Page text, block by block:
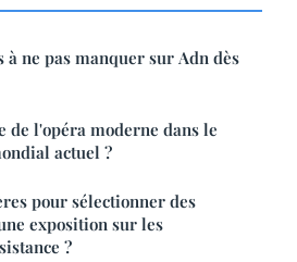
à ne pas manquer sur Adn dès
de l'opéra moderne dans le
actuel ?
pour sélectionner des
exposition sur les
?